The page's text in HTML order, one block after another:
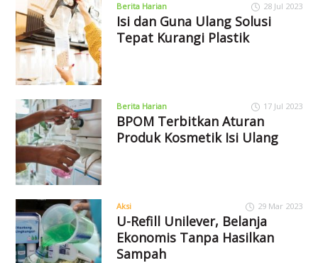
Berita Harian 28 Jul 2023
Isi dan Guna Ulang Solusi
Tepat Kurangi Plastik
Berita Harian 17 Jul 2023
BPOM Terbitkan Aturan
Produk Kosmetik Isi Ulang
Aksi 29 Mar 2023
U-Refill Unilever, Belanja
Ekonomis Tanpa Hasilkan
Sampah